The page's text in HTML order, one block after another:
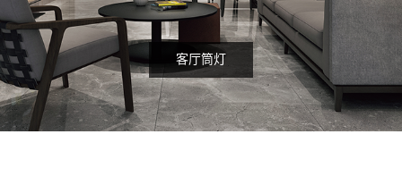
客厅筒灯